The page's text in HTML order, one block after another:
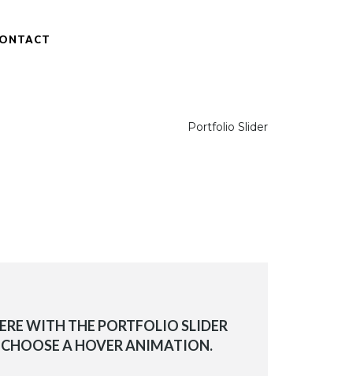
Portfolio Slider
WITH THE PORTFOLIO SLIDER
CHOOSE A HOVER ANIMATION.